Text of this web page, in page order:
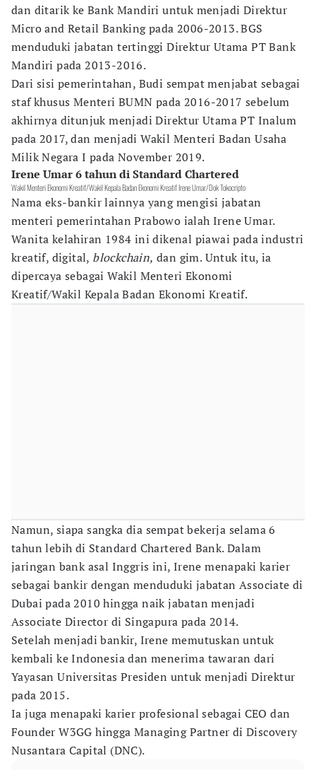
dan ditarik ke Bank Mandiri untuk menjadi Direktur
Micro and Retail Banking pada 2006-2013. BGS
menduduki jabatan tertinggi Direktur Utama PT Bank
Mandiri pada 2013-2016.
Dari sisi pemerintahan, Budi sempat menjabat sebagai
staf khusus Menteri BUMN pada 2016-2017 sebelum
akhirnya ditunjuk menjadi Direktur Utama PT Inalum
pada 2017, dan menjadi Wakil Menteri Badan Usaha
Milik Negara I pada November 2019.
Irene Umar 6 tahun di Standard Chartered
Wakil Menteri Ekonomi Kreatif/Wakil Kepala Badan Ekonomi Kreatif Irene Umar/Dok Tokocripto
Nama eks-bankir lainnya yang mengisi jabatan
menteri pemerintahan Prabowo ialah Irene Umar.
Wanita kelahiran 1984 ini dikenal piawai pada industri
kreatif, digital, blockchain, dan gim. Untuk itu, ia
dipercaya sebagai Wakil Menteri Ekonomi
Kreatif/Wakil Kepala Badan Ekonomi Kreatif.
Namun, siapa sangka dia sempat bekerja selama 6
tahun lebih di Standard Chartered Bank. Dalam
jaringan bank asal Inggris ini, Irene menapaki karier
sebagai bankir dengan menduduki jabatan Associate di
Dubai pada 2010 hingga naik jabatan menjadi
Associate Director di Singapura pada 2014.
Setelah menjadi bankir, Irene memutuskan untuk
kembali ke Indonesia dan menerima tawaran dari
Yayasan Universitas Presiden untuk menjadi Direktur
pada 2015.
Ia juga menapaki karier profesional sebagai CEO dan
Founder W3GG hingga Managing Partner di Discovery
Nusantara Capital (DNC).